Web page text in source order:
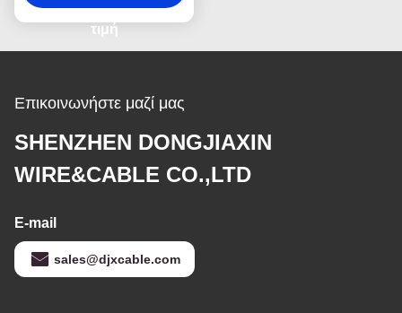
αλόγονου καπνού
τιμή
Επικοινωνήστε μαζί μας
SHENZHEN DONGJIAXIN
WIRE&CABLE CO.,LTD
E-mail
sales@djxcable.com